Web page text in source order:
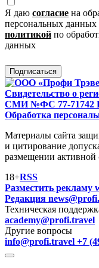
Я даю согласие на
персональных данных
политикой по
данных
Подписаться
Свидетельство о
СМИ №ФС 77-71742
Обработка
Материалы сайта
и цитирование
размещении
18+RSS
Разместить рекламу
Редакция
Техническая
academy@profi.travel
Другие вопросы
info@profi.travel +7